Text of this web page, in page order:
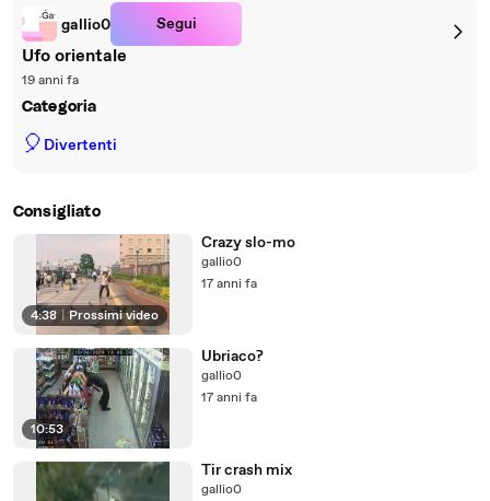
gallio0 Segui
Ufo orientale
19 anni fa
Categoria
🎈 Divertenti
Consigliato
4:38 Prossimi video
Crazy slo-mo
gallio0
17 anni fa
10:53
Ubriaco?
gallio0
17 anni fa
Tir crash mix
gallio0